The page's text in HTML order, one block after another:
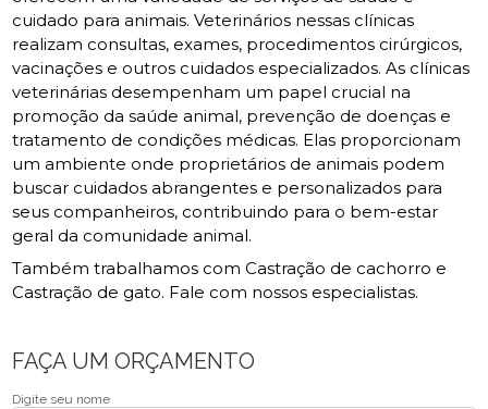
cuidado para animais. Veterinários nessas clínicas
realizam consultas, exames, procedimentos cirúrgicos,
vacinações e outros cuidados especializados. As clínicas
veterinárias desempenham um papel crucial na
promoção da saúde animal, prevenção de doenças e
tratamento de condições médicas. Elas proporcionam
um ambiente onde proprietários de animais podem
buscar cuidados abrangentes e personalizados para
seus companheiros, contribuindo para o bem-estar
geral da comunidade animal.
Também trabalhamos com Castração de cachorro e
Castração de gato. Fale com nossos especialistas.
FAÇA UM ORÇAMENTO
Digite seu nome